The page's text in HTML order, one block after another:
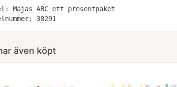
Majas ABC ett presentpaket
38291
även köpt